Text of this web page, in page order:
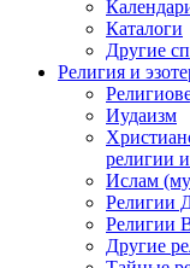
Каталоги
Другие
Религия и
Иудаизм
религии
Ислам
Религии
Религии
Другие